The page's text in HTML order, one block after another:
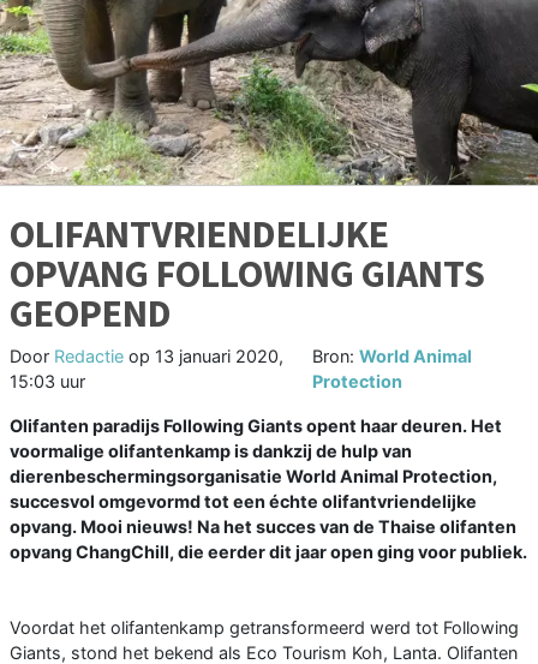
OLIFANTVRIENDELIJKE
OPVANG FOLLOWING GIANTS
GEOPEND
Door Redactie op 13 januari 2020,
15:03 uur
Bron: World Animal
Protection
Olifanten paradijs Following Giants opent haar deuren. Het
voormalige olifantenkamp is dankzij de hulp van
dierenbeschermingsorganisatie World Animal Protection,
succesvol omgevormd tot een échte olifantvriendelijke
opvang. Mooi nieuws! Na het succes van de Thaise olifanten
opvang ChangChill, die eerder dit jaar open ging voor publiek.
Voordat het olifantenkamp getransformeerd werd tot Following
Giants, stond het bekend als Eco Tourism Koh, Lanta. Olifanten